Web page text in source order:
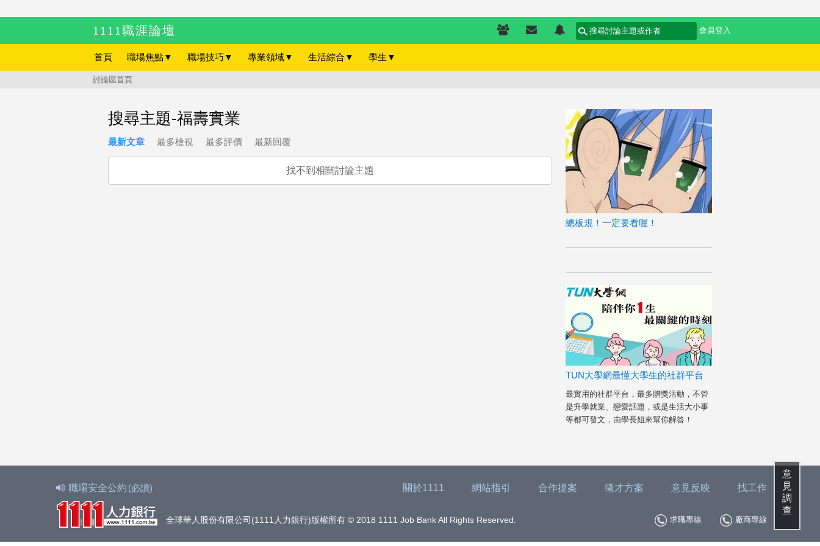
1111職涯論壇 會員登入
首頁 職場焦點▼ 職場技巧 ▼ 專業領域▼ 生活綜合 ▼ 學生 ▼
討論區首頁
意
見
調
查
搜尋主題-福壽實業
最新文章 最多檢視 最多評價 最新回覆
找不到相關討論主題
總板規！一定要看喔！
TUN大學網最懂大學生的社群平台
最實用的社群平台，最多贈獎活動，不管
是升學就業、戀愛話題，或是生活大小事
等都可發文，由學長姐來幫你解答！
職場安全公約 (必讀) 關於1111 網站指引 合作提案 徵才方案 意見反映 找工作
全球華人股份有限公司(1111人力銀行)版權所有 © 2018 1111 Job Bank All Rights Reserved. 廠商專線
求職專線